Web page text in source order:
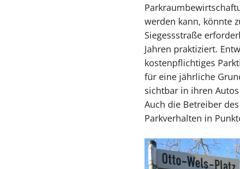
werden kann, könnte
Siegessstraße
Jahren praktiziert.
kostenpflichtiges
für eine jährliche
sichtbar in ihren
Auch die Betreiber
Parkverhalten in